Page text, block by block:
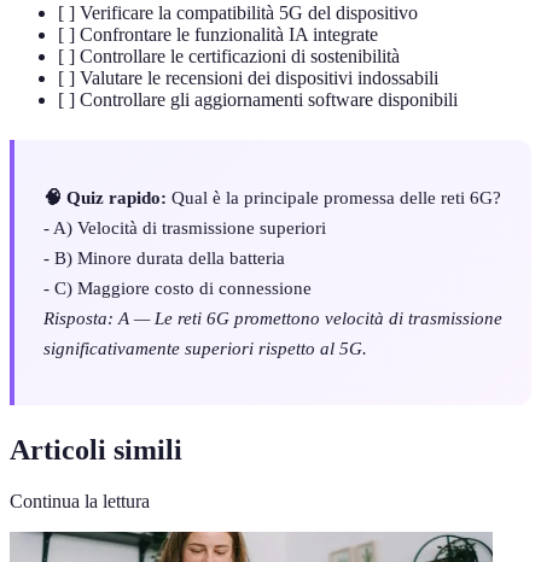
[ ] Verificare la compatibilità 5G del dispositivo
[ ] Confrontare le funzionalità IA integrate
[ ] Controllare le certificazioni di sostenibilità
[ ] Valutare le recensioni dei dispositivi indossabili
[ ] Controllare gli aggiornamenti software disponibili
🧠 Quiz rapido: Qual è la principale promessa delle reti 6G?
- A) Velocità di trasmissione superiori
- B) Minore durata della batteria
- C) Maggiore costo di connessione
Risposta: A — Le reti 6G promettono velocità di trasmissione
significativamente superiori rispetto al 5G.
Articoli simili
Continua la lettura